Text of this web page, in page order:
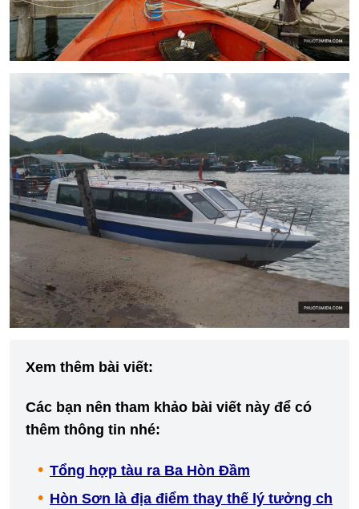
Xem thêm bài viết:
Các bạn nên tham khảo bài viết này để có
thêm thông tin nhé:
Tổng hợp tàu ra Ba Hòn Đầm
Hòn Sơn là địa điểm thay thế lý tưởng ch